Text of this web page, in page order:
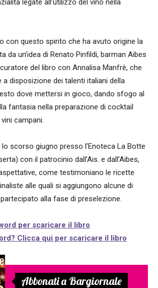
legate all’utilizzo del vino nella
con questo spirito che ha avuto origine la
da un’idea di Renato Pinfildi, barman Aibes
del libro con Annalisa Manfrè, che
disposizione dei talenti italiani della
dove mettersi in gioco, dando sfogo al
fantasia nella preparazione di cocktail
campani.
lo scorso giugno presso l’Enoteca La Botte
con il patrocinio dall’Ais. e dall’Aibes,
come testimoniano le ricette
alle quali si aggiungono alcune di
alla fase di preselezione.
per scaricare il libro
Clicca qui per scaricare il libro
Abbonati a Bargiornale